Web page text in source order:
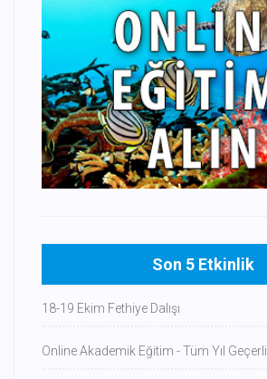
Son 5 Etkinlik
18-19 Ekim Fethiye Dalışı
Online Akademik Eğitim - Tüm Yıl Geçerli